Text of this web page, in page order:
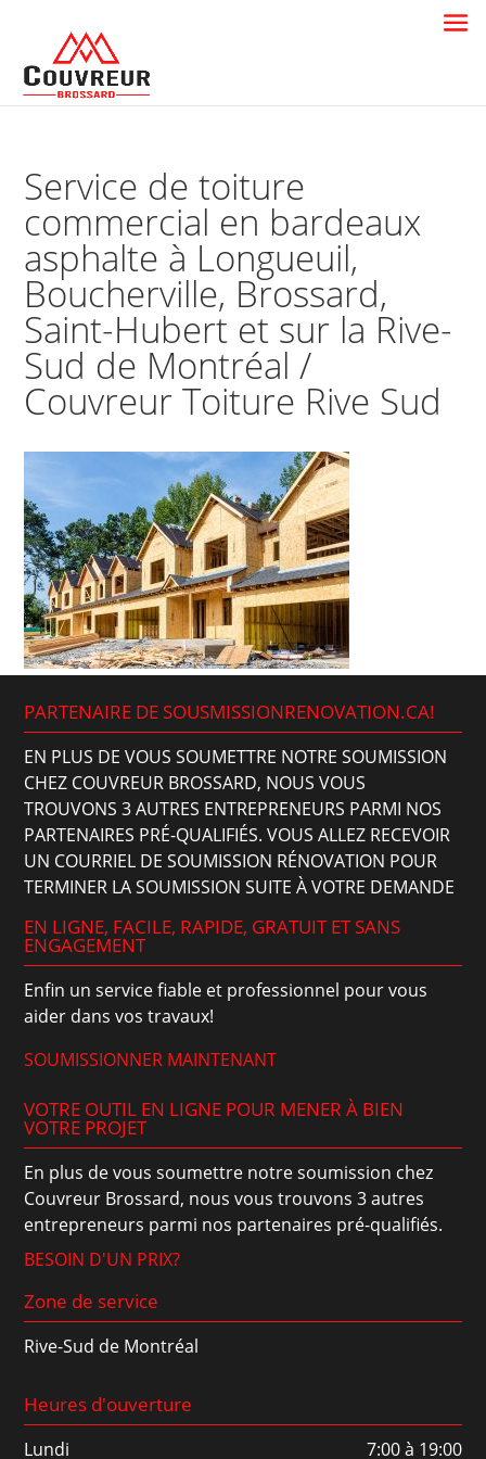
Service de toiture
commercial en bardeaux
asphalte à Longueuil,
Boucherville, Brossard,
Saint-Hubert et sur la Rive-
Sud de Montréal /
Couvreur Toiture Rive Sud
PARTENAIRE DE SOUSMISSIONRENOVATION.CA!
EN PLUS DE VOUS SOUMETTRE NOTRE SOUMISSION
CHEZ COUVREUR BROSSARD, NOUS VOUS
TROUVONS 3 AUTRES ENTREPRENEURS PARMI NOS
PARTENAIRES PRÉ-QUALIFIÉS. VOUS ALLEZ RECEVOIR
UN COURRIEL DE SOUMISSION RÉNOVATION POUR
TERMINER LA SOUMISSION SUITE À VOTRE DEMANDE
EN LIGNE, FACILE, RAPIDE, GRATUIT ET SANS
ENGAGEMENT
Enfin un service fiable et professionnel pour vous
aider dans vos travaux!
SOUMISSIONNER MAINTENANT
VOTRE OUTIL EN LIGNE POUR MENER À BIEN
VOTRE PROJET
En plus de vous soumettre notre soumission chez
Couvreur Brossard, nous vous trouvons 3 autres
entrepreneurs parmi nos partenaires pré-qualifiés.
BESOIN D'UN PRIX?
Zone de service
Rive-Sud de Montréal
Heures d'ouverture
Lundi 7:00 à 19:00